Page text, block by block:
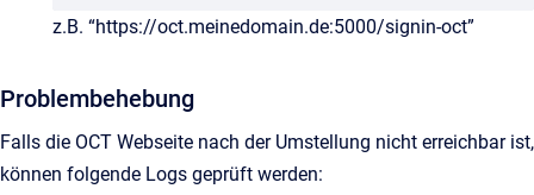
z.B. “https://oct.meinedomain.de:5000/signin-oct”
Problembehebung
Falls die OCT Webseite nach der Umstellung nicht erreichbar ist,
können folgende Logs geprüft werden: